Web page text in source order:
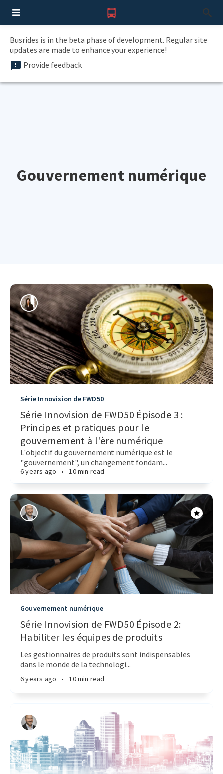
Busrides is in the beta phase of development. Regular site
updates are made to enhance your experience!
Provide feedback
Gouvernement numérique
Série Innovision de FWD50
Série Innovision de FWD50 Épisode 3 :
Principes et pratiques pour le
gouvernement à l'ère numérique
L'objectif du gouvernement numérique est le
"gouvernement", un changement fondam...
6 years ago • 10 min read
Gouvernement numérique
Série Innovision de FWD50 Épisode 2:
Habiliter les équipes de produits
Les gestionnaires de produits sont indispensables
dans le monde de la technologi...
6 years ago • 10 min read